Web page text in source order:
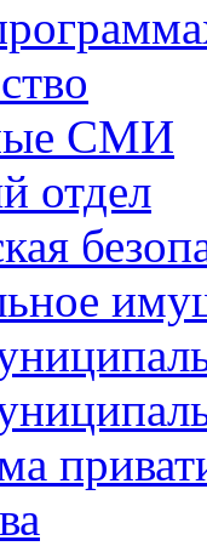
СМИ
отдел